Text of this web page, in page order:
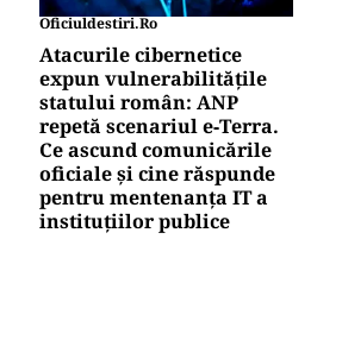
Oficiuldestiri.ro
Atacurile cibernetice
expun vulnerabilitățile
statului român: ANP
repetă scenariul e‑Terra.
Ce ascund comunicările
oficiale și cine răspunde
pentru mentenanța IT a
instituțiilor publice